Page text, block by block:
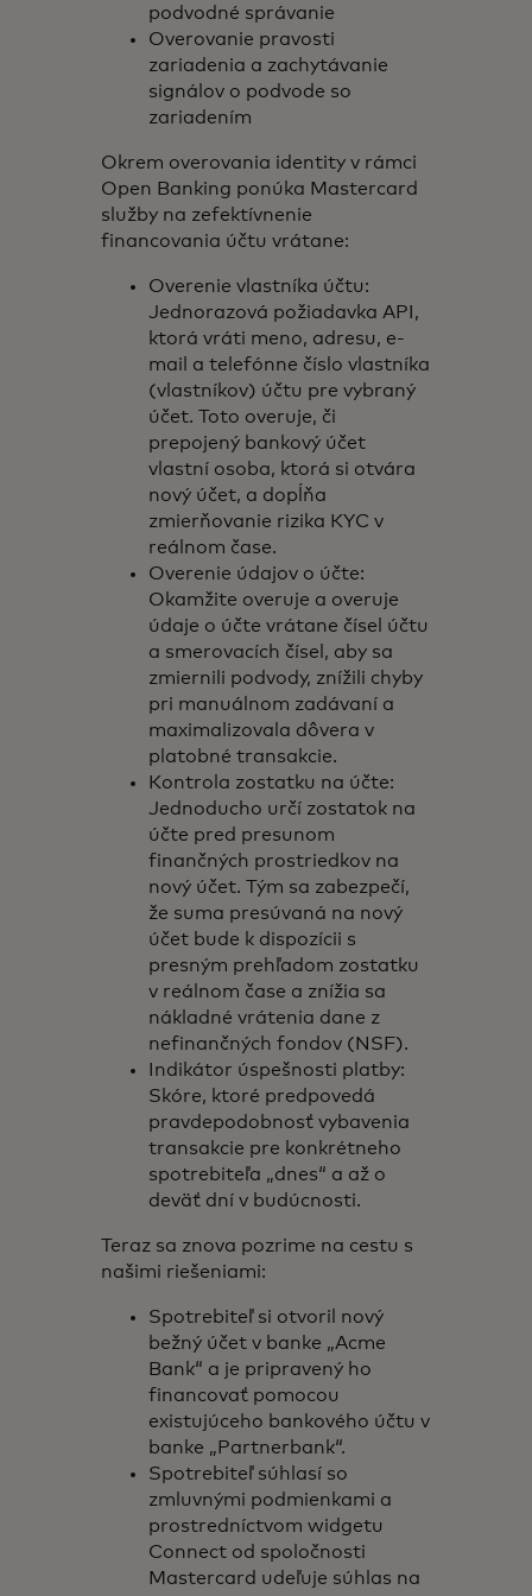
podvodné správanie
Overovanie pravosti
zariadenia a zachytávanie
signálov o podvode so
zariadením
Okrem overovania identity v rámci
Open Banking ponúka Mastercard
služby na zefektívnenie
financovania účtu vrátane:
Overenie vlastníka účtu:
Jednorazová požiadavka API,
ktorá vráti meno, adresu, e-
mail a telefónne číslo vlastníka
(vlastníkov) účtu pre vybraný
účet. Toto overuje, či
prepojený bankový účet
vlastní osoba, ktorá si otvára
nový účet, a dopĺňa
zmierňovanie rizika KYC v
reálnom čase.
Overenie údajov o účte:
Okamžite overuje a overuje
údaje o účte vrátane čísel účtu
a smerovacích čísel, aby sa
zmiernili podvody, znížili chyby
pri manuálnom zadávaní a
maximalizovala dôvera v
platobné transakcie.
Kontrola zostatku na účte:
Jednoducho určí zostatok na
účte pred presunom
finančných prostriedkov na
nový účet. Tým sa zabezpečí,
že suma presúvaná na nový
účet bude k dispozícii s
presným prehľadom zostatku
v reálnom čase a znížia sa
nákladné vrátenia dane z
nefinančných fondov (NSF).
Indikátor úspešnosti platby:
Skóre, ktoré predpovedá
pravdepodobnosť vybavenia
transakcie pre konkrétneho
spotrebiteľa „dnes“ a až o
deväť dní v budúcnosti.
Teraz sa znova pozrime na cestu s
našimi riešeniami:
Spotrebiteľ si otvoril nový
bežný účet v banke „Acme
Bank“ a je pripravený ho
financovať pomocou
existujúceho bankového účtu v
banke „Partnerbank“.
Spotrebiteľ súhlasí so
zmluvnými podmienkami a
prostredníctvom widgetu
Connect od spoločnosti
Mastercard udeľuje súhlas na